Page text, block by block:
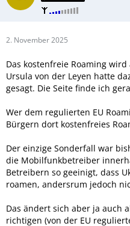
2. November 2025
Das kostenfreie Roaming
Ursula von der Leyen hatte
gesagt. Die Seite finde ich
Wer dem regulierten EU
Bürgern dort kostenfreies
Der einzige Sonderfall war
die Mobilfunkbetreiber
Betreibern so geeinigt, dass
roamen, andersrum jedoch
Das ändert sich aber ja auch
richtigen (von der EU